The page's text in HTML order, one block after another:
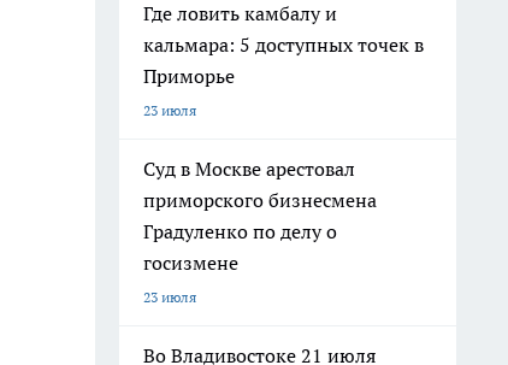
Где ловить камбалу и
кальмара: 5 доступных точек в
Приморье
23 июля
Суд в Москве арестовал
приморского бизнесмена
Градуленко по делу о
госизмене
23 июля
Во Владивостоке 21 июля